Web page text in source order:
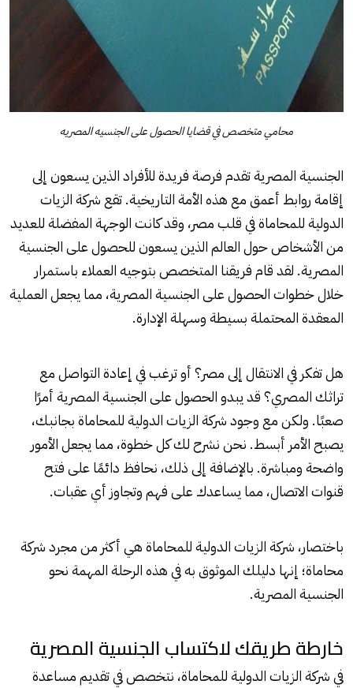
محامي متخصص في قضايا الحصول على الجنسيه المصريه
الجنسية المصرية تقدم فرصة فريدة للأفراد الذين يسعون إلى
إقامة روابط أعمق مع هذه الأمة التاريخية. تقع شركة الزيات
الدولية للمحاماة في قلب مصر، وقد كانت الوجهة المفضلة للعديد
من الأشخاص حول العالم الذين يسعون للحصول على الجنسية
المصرية. لقد قام فريقنا المتخصص بتوجيه العملاء باستمرار
خلال خطوات الحصول على الجنسية المصرية، مما يجعل العملية
المعقدة المحتملة بسيطة وسهلة الإدارة.
هل تفكر في الانتقال إلى مصر؟ أو ترغب في إعادة التواصل مع
تراثك المصري؟ قد يبدو الحصول على الجنسية المصرية أمرًا
صعبًا. ولكن مع وجود شركة الزيات الدولية للمحاماة بجانبك،
يصبح الأمر أبسط. نحن نشرح لك كل خطوة، مما يجعل الأمور
واضحة ومباشرة. بالإضافة إلى ذلك، نحافظ دائمًا على فتح
قنوات الاتصال، مما يساعدك على فهم وتجاوز أي عقبات.
باختصار، شركة الزيات الدولية للمحاماة هي أكثر من مجرد شركة
محاماة؛ إنها دليلك الموثوق به في هذه الرحلة المهمة نحو
الجنسية المصرية.
خارطة طريقك لاكتساب الجنسية المصرية
في شركة الزيات الدولية للمحاماة، نتخصص في تقديم مساعدة